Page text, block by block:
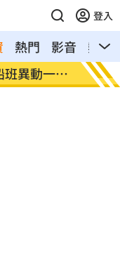
登入
熱門 影音
熱搜
助棄養落
不願
事